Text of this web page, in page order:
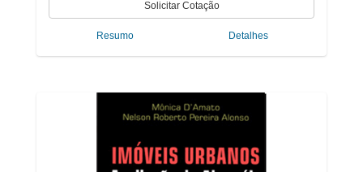
Resumo Detalhes